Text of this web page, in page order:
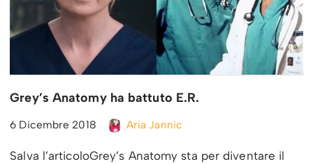
Grey’s Anatomy ha battuto E.R.
6 Dicembre 2018 Aria Jannic
Salva l’articoloGrey’s Anatomy sta per diventare il